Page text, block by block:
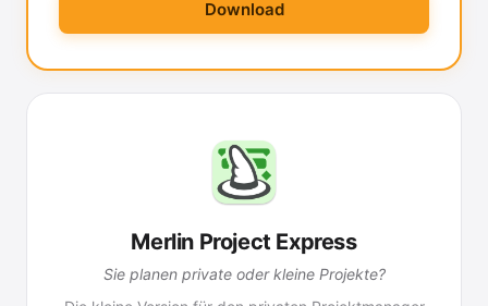
Download
Merlin Project Express
Sie planen private oder kleine Projekte?